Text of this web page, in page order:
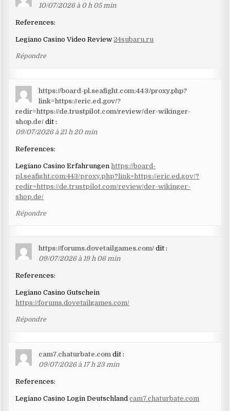
10/07/2026 à 0 h 05 min
References:
Legiano Casino Video Review24subaru.ru
Répondre
https://board-pl.seafight.com:443/proxy.php?
link=https://eric.ed.gov/?
redir=https://de.trustpilot.com/review/der-wikinger-
shop.de/ dit :
09/07/2026 à 21 h 20 min
References:
Legiano Casino Erfahrungenhttps://board-
pl.seafight.com:443/proxy.php?link=https://eric.ed.gov/?
redir=https://de.trustpilot.com/review/der-wikinger-
shop.de/
Répondre
https://forums.dovetailgames.com/ dit :
09/07/2026 à 19 h 06 min
References:
Legiano Casino Gutschein
https://forums.dovetailgames.com/
Répondre
cam7.chaturbate.com dit :
09/07/2026 à 17 h 23 min
References:
Legiano Casino Login Deutschlandcam7.chaturbate.com